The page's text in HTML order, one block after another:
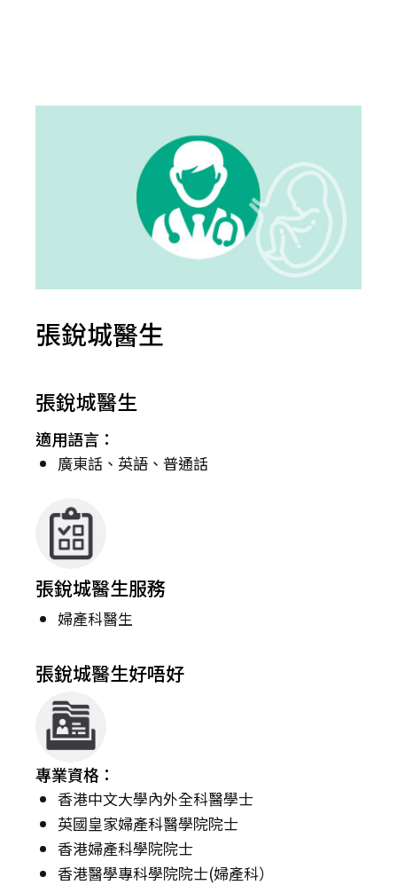
張銳城醫生
張銳城醫生
適用語言：
廣東話、英語、普通話
張銳城醫生服務
婦產科醫生
張銳城醫生好唔好
專業資格：
香港中文大學內外全科醫學士
英國皇家婦產科醫學院院士
香港婦產科學院院士
香港醫學專科學院院士(婦產科）